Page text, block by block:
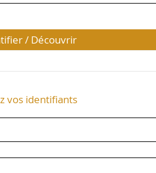
/ Découvrir
vos identifiants